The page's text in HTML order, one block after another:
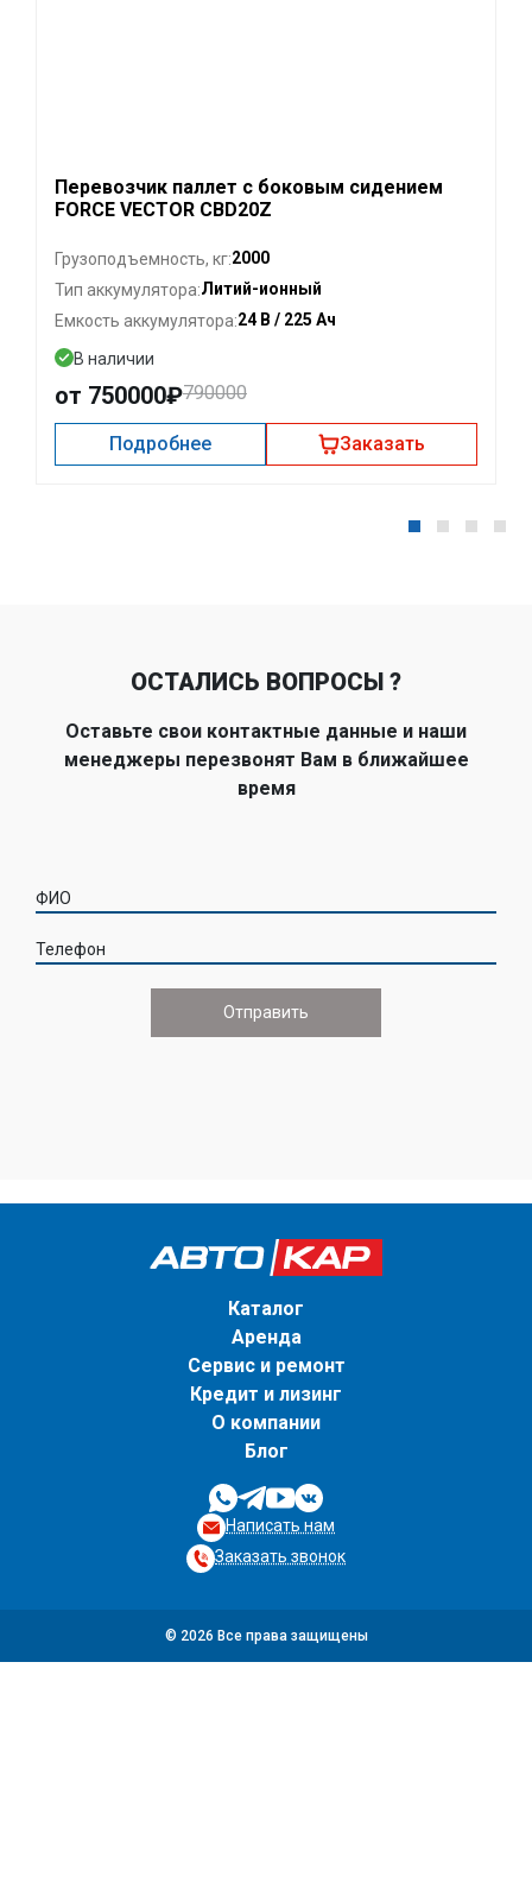
Перевозчик паллет с боковым сидением
FORCE VECTOR CBD20Z
Грузоподъемность, кг:2000
Тип аккумулятора:Литий-ионный
Емкость аккумулятора:24 В / 225 Ач
В наличии
от 750000₽790000
Подробнее Заказать
ОСТАЛИСЬ ВОПРОСЫ ?
Оставьте свои контактные данные и наши
менеджеры перезвонят Вам в ближайшее
время
ФИО
Телефон
Каталог
Аренда
Сервис и ремонт
Кредит и лизинг
О компании
Блог
Написать нам
Заказать звонок
© 2026 Все права защищены